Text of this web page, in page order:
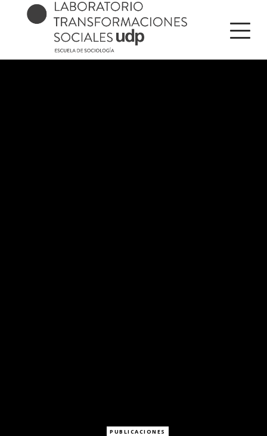
PUBLICACIONES